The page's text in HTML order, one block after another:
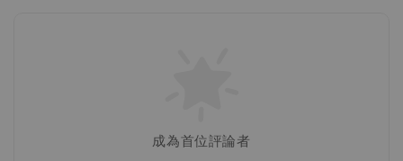
成為首位評論者